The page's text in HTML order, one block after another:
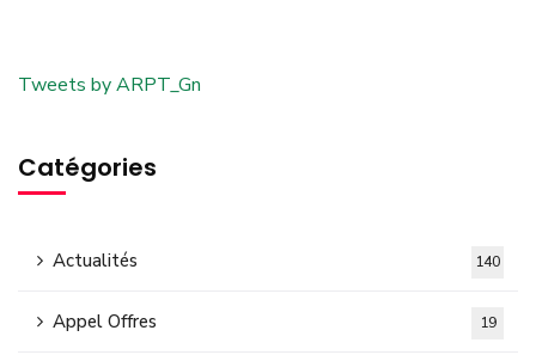
Tweets by ARPT_Gn
Catégories
Actualités 140
Appel Offres 19